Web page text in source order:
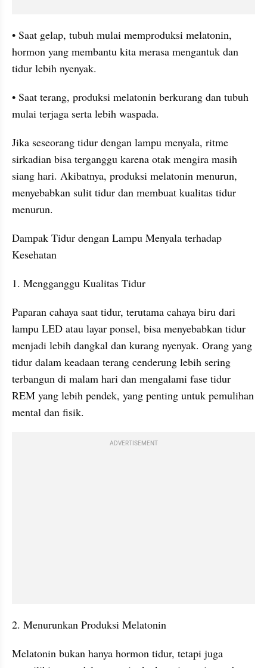
• Saat gelap, tubuh mulai memproduksi melatonin,
hormon yang membantu kita merasa mengantuk dan
tidur lebih nyenyak.
• Saat terang, produksi melatonin berkurang dan tubuh
mulai terjaga serta lebih waspada.
Jika seseorang tidur dengan lampu menyala, ritme
sirkadian bisa terganggu karena otak mengira masih
siang hari. Akibatnya, produksi melatonin menurun,
menyebabkan sulit tidur dan membuat kualitas tidur
menurun.
Dampak Tidur dengan Lampu Menyala terhadap
Kesehatan
1. Mengganggu Kualitas Tidur
Paparan cahaya saat tidur, terutama cahaya biru dari
lampu LED atau layar ponsel, bisa menyebabkan tidur
menjadi lebih dangkal dan kurang nyenyak. Orang yang
tidur dalam keadaan terang cenderung lebih sering
terbangun di malam hari dan mengalami fase tidur
REM yang lebih pendek, yang penting untuk pemulihan
mental dan fisik.
ADVERTISEMENT
2. Menurunkan Produksi Melatonin
Melatonin bukan hanya hormon tidur, tetapi juga